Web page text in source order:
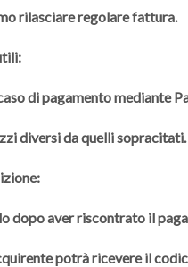
rilasciare regolare fattura.
di pagamento mediante
diversi da quelli sopracitati.
dopo aver riscontrato il
potrà ricevere il